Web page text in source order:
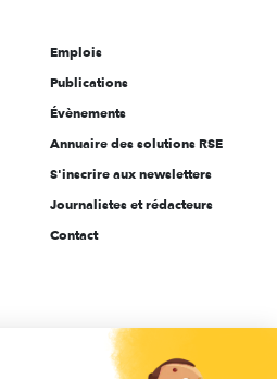
Emplois
Publications
Évènements
Annuaire des solutions RSE
S'inscrire aux newsletters
Journalistes et rédacteurs
Contact